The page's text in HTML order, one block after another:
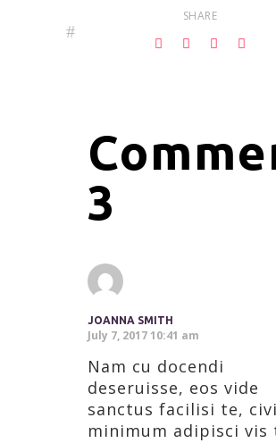
SHARE
3
JOANNA SMITH
July 7, 2017 10:41 am
Nam cu docendi
deseruisse, eos vide
sanctus facilisi te,
minimum adipisci vis